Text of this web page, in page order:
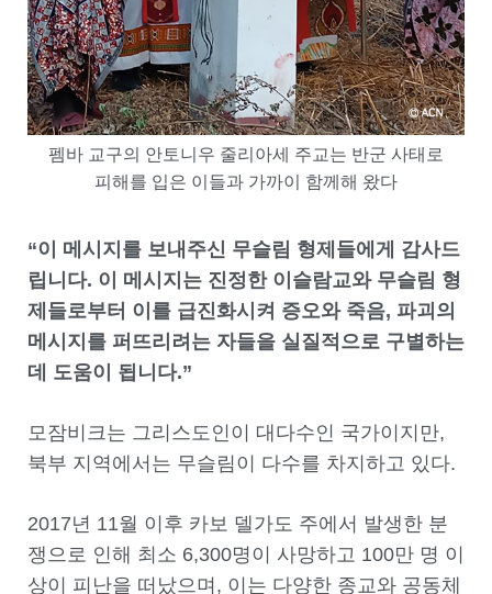
펨바 교구의 안토니우 줄리아세 주교는 반군 사태로
피해를 입은 이들과 가까이 함께해 왔다
“이 메시지를 보내주신 무슬림 형제들에게 감사드
립니다. 이 메시지는 진정한 이슬람교와 무슬림 형
제들로부터 이를 급진화시켜 증오와 죽음, 파괴의
메시지를 퍼뜨리려는 자들을 실질적으로 구별하는
데 도움이 됩니다.”
모잠비크는 그리스도인이 대다수인 국가이지만,
북부 지역에서는 무슬림이 다수를 차지하고 있다.
2017년 11월 이후 카보 델가도 주에서 발생한 분
쟁으로 인해 최소 6,300명이 사망하고 100만 명 이
상이 피난을 떠났으며, 이는 다양한 종교와 공동체